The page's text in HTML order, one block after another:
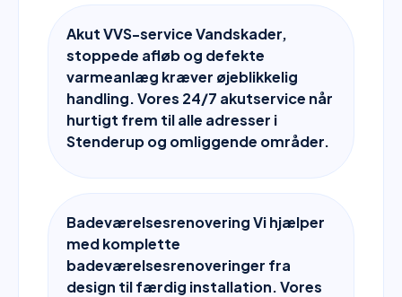
Akut VVS-service Vandskader,
stoppede afløb og defekte
varmeanlæg kræver øjeblikkelig
handling. Vores 24/7 akutservice når
hurtigt frem til alle adresser i
Stenderup og omliggende områder.
Badeværelsesrenovering Vi hjælper
med komplette
badeværelsesrenoveringer fra
design til færdig installation. Vores